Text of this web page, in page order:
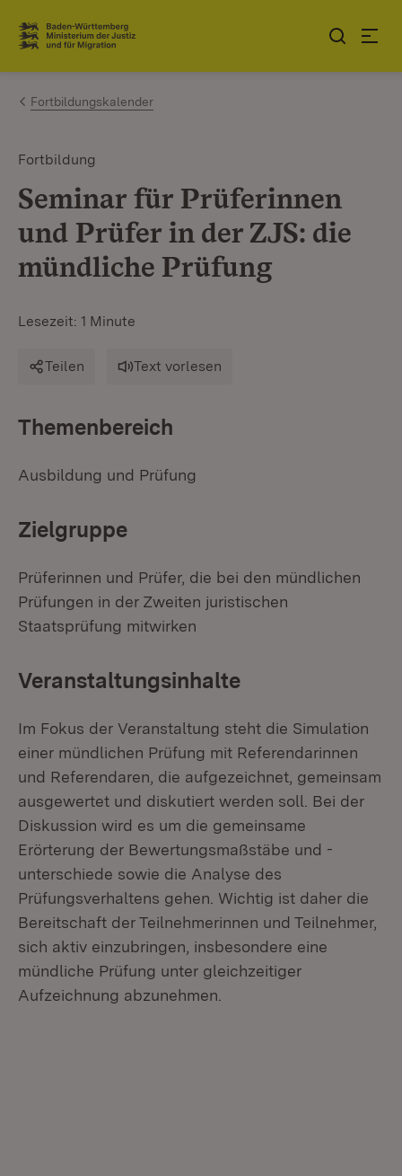
Zum Inhalt springen
Link zur Startseite
Fortbildungskalender
Fortbildung
Seminar für Prüferinnen
und Prüfer in der ZJS: die
mündliche Prüfung
Lesezeit: 1 Minute
Teilen Text vorlesen
Themenbereich
Ausbildung und Prüfung
Zielgruppe
Prüferinnen und Prüfer, die bei den mündlichen
Prüfungen in der Zweiten juristischen
Staatsprüfung mitwirken
Veranstaltungsinhalte
Im Fokus der Veranstaltung steht die Simulation
einer mündlichen Prüfung mit Referendarinnen
und Referendaren, die aufgezeichnet, gemeinsam
ausgewertet und diskutiert werden soll. Bei der
Diskussion wird es um die gemeinsame
Erörterung der Bewertungsmaßstäbe und -
unterschiede sowie die Analyse des
Prüfungsverhaltens gehen. Wichtig ist daher die
Bereitschaft der Teilnehmerinnen und Teilnehmer,
sich aktiv einzubringen, insbesondere eine
mündliche Prüfung unter gleichzeitiger
Aufzeichnung abzunehmen.